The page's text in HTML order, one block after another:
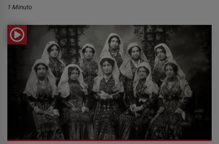
1 Minuto